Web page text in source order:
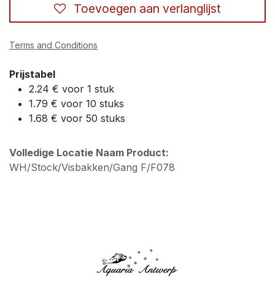
Toevoegen aan verlanglijst
Terms and Conditions
Prijstabel
2.24 € voor 1 stuk
1.79 € voor 10 stuks
1.68 € voor 50 stuks
Volledige Locatie Naam Product:
WH/Stock/Visbakken/Gang F/F078